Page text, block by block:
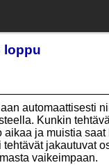
loppu
automaattisesti
Kunkin
aikaa ja muistia saat
jakautuvat
vaikeimpaan.